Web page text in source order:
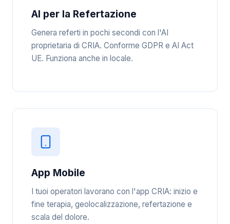
AI per la Refertazione
Genera referti in pochi secondi con l'AI
proprietaria di CRIA. Conforme GDPR e AI Act
UE. Funziona anche in locale.
App Mobile
I tuoi operatori lavorano con l'app CRIA: inizio e
fine terapia, geolocalizzazione, refertazione e
scala del dolore.